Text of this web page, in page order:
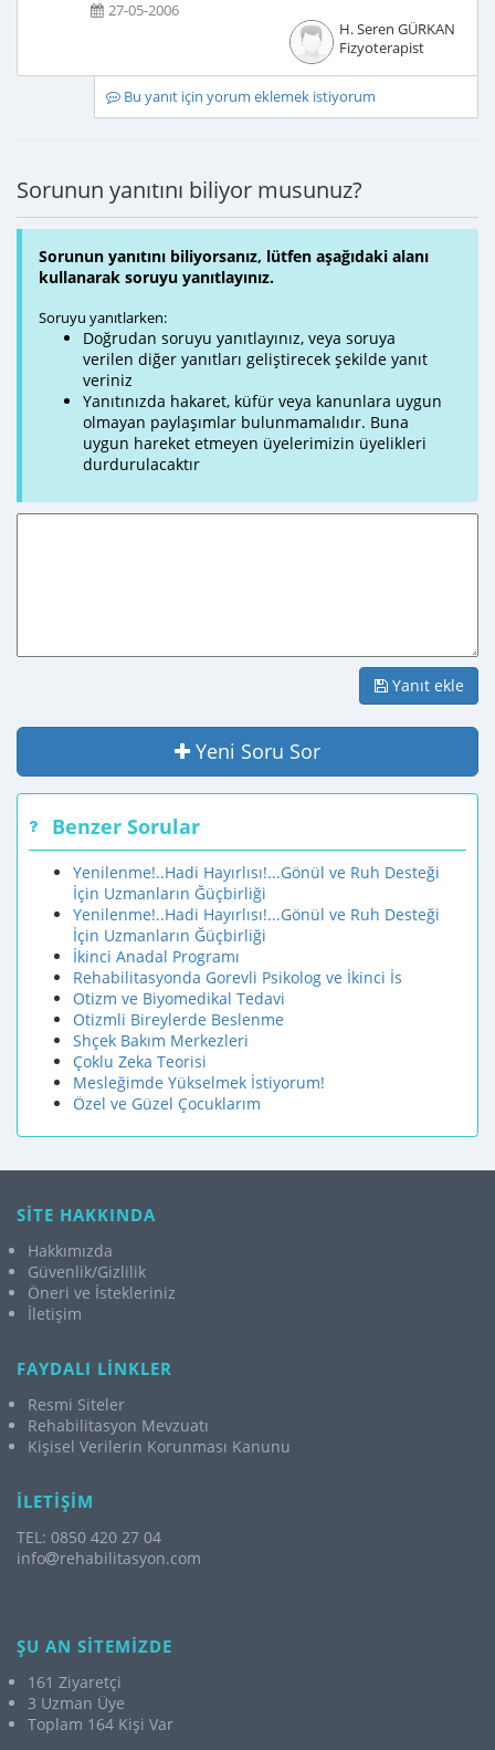
27-05-2006
H. Seren GÜRKAN
Fizyoterapist
Bu yanıt için yorum eklemek istiyorum
Sorunun yanıtını biliyor musunuz?
Sorunun yanıtını biliyorsanız, lütfen aşağıdaki alanı
kullanarak soruyu yanıtlayınız.
Soruyu yanıtlarken:
Doğrudan soruyu yanıtlayınız, veya soruya
verilen diğer yanıtları geliştirecek şekilde yanıt
veriniz
Yanıtınızda hakaret, küfür veya kanunlara uygun
olmayan paylaşımlar bulunmamalıdır. Buna
uygun hareket etmeyen üyelerimizin üyelikleri
durdurulacaktır
Yanıt ekle
Yeni Soru Sor
Benzer Sorular
Yenilenme!..Hadi Hayırlısı!...Gönül ve Ruh Desteği
İçin Uzmanların Ğüçbirliği
Yenilenme!..Hadi Hayırlısı!...Gönül ve Ruh Desteği
İçin Uzmanların Ğüçbirliği
İkinci Anadal Programı
Rehabilitasyonda Gorevli Psikolog ve İkinci İs
Otizm ve Biyomedikal Tedavi
Otizmli Bireylerde Beslenme
Shçek Bakım Merkezleri
Çoklu Zeka Teorisi
Mesleğimde Yükselmek İstiyorum!
Özel ve Güzel Çocuklarım
SİTE HAKKINDA
Hakkımızda
Güvenlik/Gizlilik
Öneri ve İstekleriniz
İletişim
FAYDALI LİNKLER
Resmi Siteler
Rehabilitasyon Mevzuatı
Kişisel Verilerin Korunması Kanunu
İLETİŞİM
TEL: 0850 420 27 04
info
rehabilitasyon.com
ŞU AN SİTEMİZDE
161 Ziyaretçi
3 Uzman Üye
Toplam 164 Kişi Var